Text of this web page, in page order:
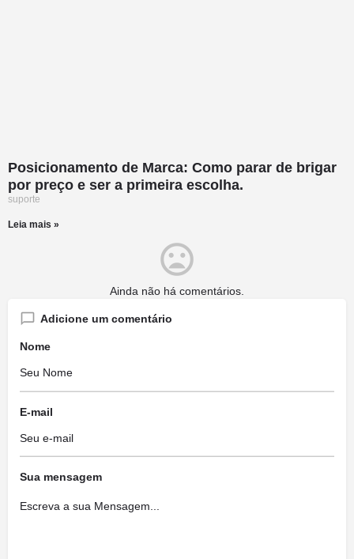
Posicionamento de Marca: Como parar de brigar
por preço e ser a primeira escolha.
suporte
Leia mais »
Ainda não há comentários.
Adicione um comentário
Nome
E-mail
Sua mensagem